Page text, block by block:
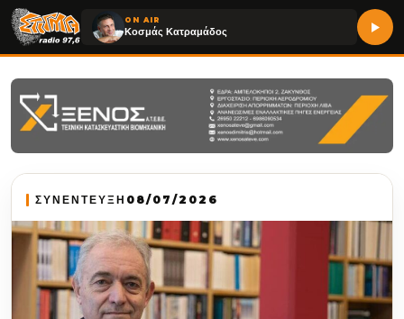
ON AIR
Κοσμάς Κατραμάδος
ΣΥΝΕΝΤΕΥΞΗ 08/07/2026